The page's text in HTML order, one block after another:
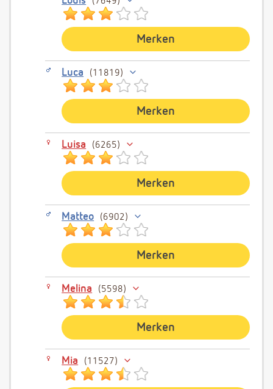
Merken
Luca 11819
Merken
Luisa 6265
Merken
Matteo 6902
Merken
Melina 5598
Merken
Mia 11527